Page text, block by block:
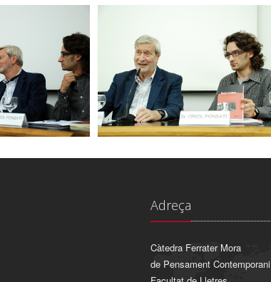
Adreça
Càtedra Ferrater Mora
de Pensament Contemporani